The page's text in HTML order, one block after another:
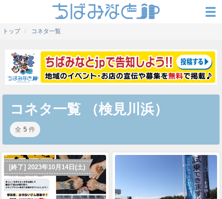
トップ コネタ一覧
コネタ一覧 （検見川浜）
全 5 件
[終了] 2023年10月14日(土)